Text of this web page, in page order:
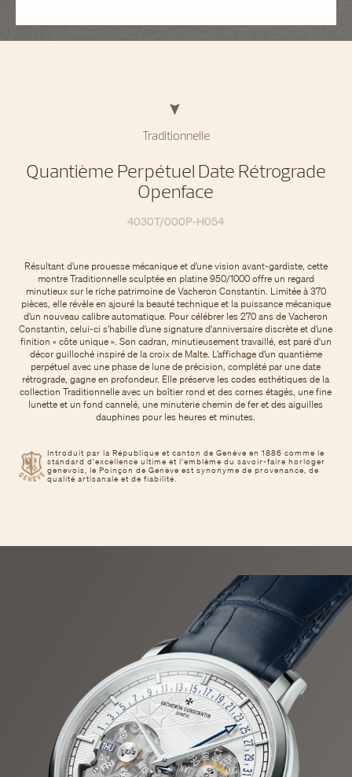
Traditionnelle
Quantième Perpétuel Date Rétrograde
Openface
4030T/000P-H054
Introduit par la République et canton de Genève en 1886 comme le
standard d'excellence ultime et l'emblème du savoir-faire horloger
genevois, le Poinçon de Genève est synonyme de provenance, de
qualité artisanale et de fiabilité.
Résultant d’une prouesse mécanique et d’une vision avant-gardiste, cette
montre Traditionnelle sculptée en platine 950/1000 offre un regard
minutieux sur le riche patrimoine de Vacheron Constantin. Limitée à 370
pièces, elle révèle en ajouré la beauté technique et la puissance mécanique
d’un nouveau calibre automatique. Pour célébrer les 270 ans de Vacheron
Constantin, celui-ci s’habille d’une signature d'anniversaire discrète et d’une
finition « côte unique ». Son cadran, minutieusement travaillé, est paré d'un
décor guilloché inspiré de la croix de Malte. L’affichage d’un quantième
perpétuel avec une phase de lune de précision, complété par une date
rétrograde, gagne en profondeur. Elle préserve les codes esthétiques de la
collection Traditionnelle avec un boîtier rond et des cornes étagés, une fine
lunette et un fond cannelé, une minuterie chemin de fer et des aiguilles
dauphines pour les heures et minutes.